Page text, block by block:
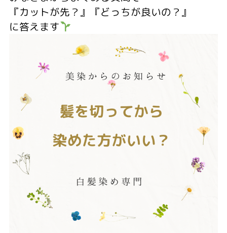
『カットが先？』『どっちが良いの？』
に答えます